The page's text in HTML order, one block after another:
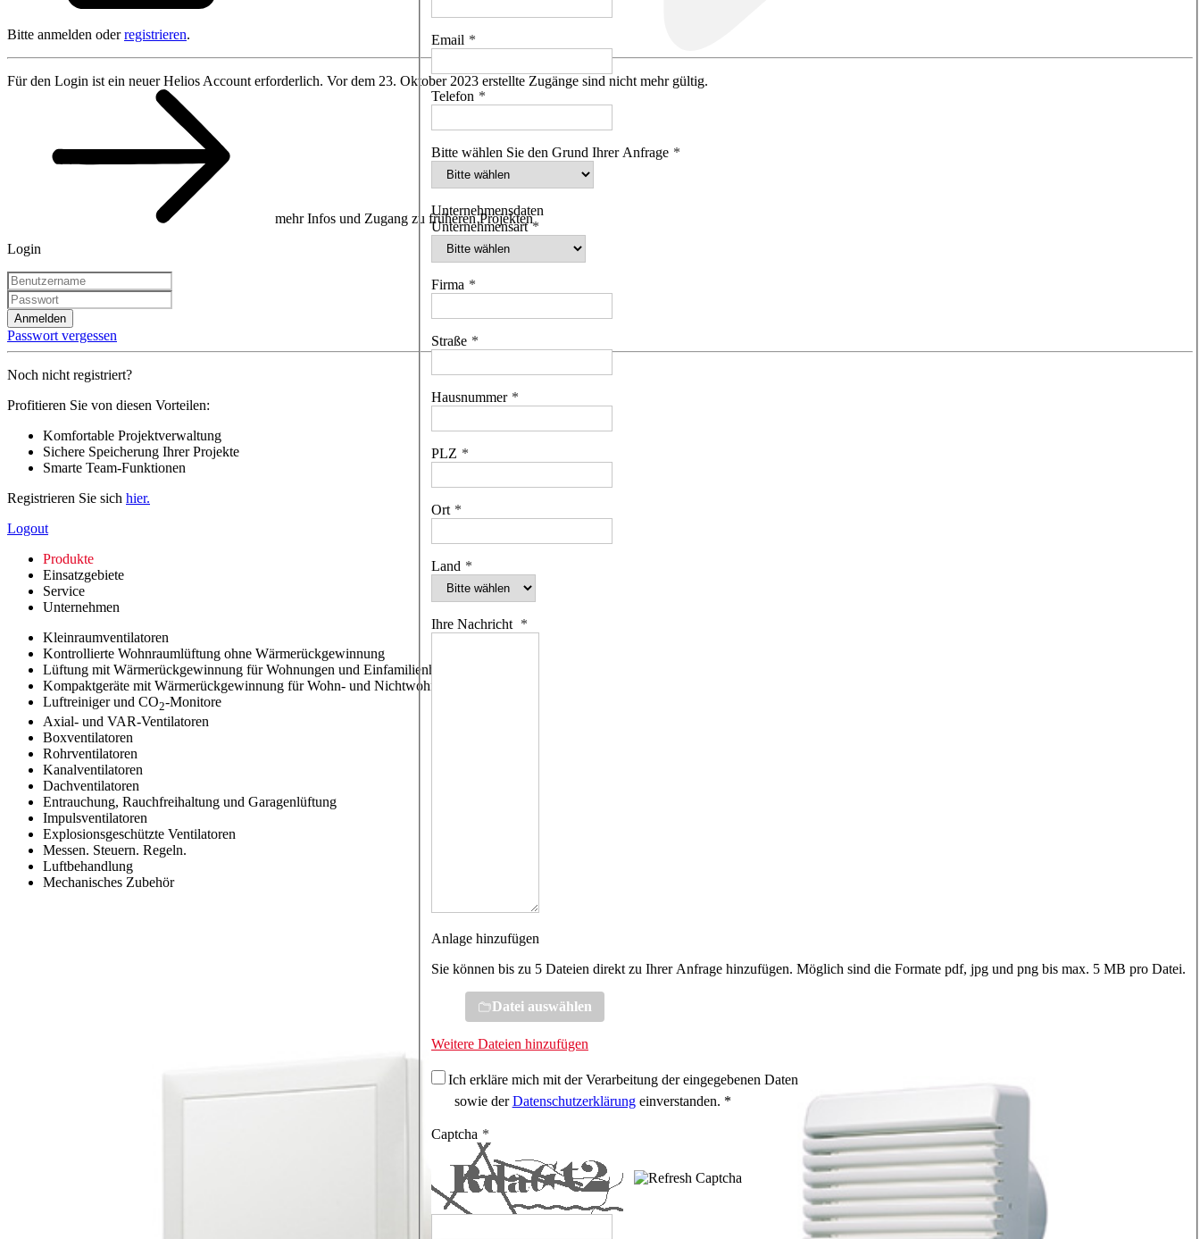
Bitte anmelden oderregistrieren.
Für den Login ist ein neuer Helios Account erforderlich. Vor dem 23. Oktober 2023 erstellte Zugänge sind nicht mehr gültig.
mehr Infos und Zugang zu früheren Projekten
Login
Anmelden
Passwort vergessen
Noch nicht registriert?
Profitieren Sie von diesen Vorteilen:
Komfortable Projektverwaltung
Sichere Speicherung Ihrer Projekte
Smarte Team-Funktionen
Registrieren Sie sich hier.
Logout
Produkte
Einsatzgebiete
Service
Unternehmen
Kleinraumventilatoren
Kontrollierte Wohnraumlüftung ohne Wärmerückgewinnung
Lüftung mit Wärmerückgewinnung für Wohnungen und Einfamilienhäuser
Kompaktgeräte mit Wärmerückgewinnung für Wohn- und Nichtwohngebäude
Luftreiniger und CO2-Monitore
Axial- und VAR-Ventilatoren
Boxventilatoren
Rohrventilatoren
Kanalventilatoren
Dachventilatoren
Entrauchung, Rauchfreihaltung und Garagenlüftung
Impulsventilatoren
Explosionsgeschützte Ventilatoren
Messen. Steuern. Regeln.
Luftbehandlung
Mechanisches Zubehör
Email
Telefon
Bitte wählen Sie den Grund Ihrer Anfrage
Unternehmensdaten
Unternehmensart
Firma
Straße
Hausnummer
PLZ
Ort
Land
Ihre Nachricht
Anlage hinzufügen
Sie können bis zu 5 Dateien direkt zu Ihrer Anfrage hinzufügen. Möglich sind die Formate pdf, jpg und png bis max. 5 MB pro Datei.
Datei auswählen
Weitere Dateien hinzufügen
Ich erkläre mich mit der Verarbeitung der eingegebenen Daten
sowie derDatenschutzerklärungeinverstanden. *
Captcha